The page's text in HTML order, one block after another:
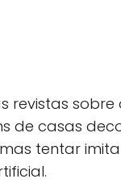
revistas
de casas
tentar